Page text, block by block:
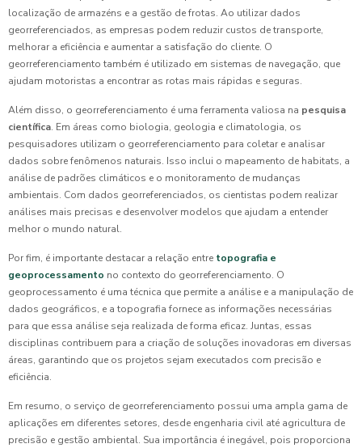
localização de armazéns e a gestão de frotas. Ao utilizar dados
georreferenciados, as empresas podem reduzir custos de transporte,
melhorar a eficiência e aumentar a satisfação do cliente. O
georreferenciamento também é utilizado em sistemas de navegação, que
ajudam motoristas a encontrar as rotas mais rápidas e seguras.
Além disso, o georreferenciamento é uma ferramenta valiosa na pesquisa
científica. Em áreas como biologia, geologia e climatologia, os
pesquisadores utilizam o georreferenciamento para coletar e analisar
dados sobre fenômenos naturais. Isso inclui o mapeamento de habitats, a
análise de padrões climáticos e o monitoramento de mudanças
ambientais. Com dados georreferenciados, os cientistas podem realizar
análises mais precisas e desenvolver modelos que ajudam a entender
melhor o mundo natural.
Por fim, é importante destacar a relação entre topografia e
geoprocessamento no contexto do georreferenciamento. O
geoprocessamento é uma técnica que permite a análise e a manipulação de
dados geográficos, e a topografia fornece as informações necessárias
para que essa análise seja realizada de forma eficaz. Juntas, essas
disciplinas contribuem para a criação de soluções inovadoras em diversas
áreas, garantindo que os projetos sejam executados com precisão e
eficiência.
Em resumo, o serviço de georreferenciamento possui uma ampla gama de
aplicações em diferentes setores, desde engenharia civil até agricultura de
precisão e gestão ambiental. Sua importância é inegável, pois proporciona